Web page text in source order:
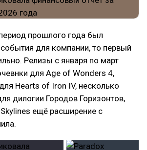
прошлого года был
для компании, то первый
Релизы с января по март
для Age of Wonders 4,
Hearts of Iron IV, несколько
дилогии Городов Горизонтов,
ещё расширение с